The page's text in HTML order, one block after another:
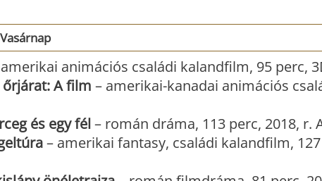
animációs családi kalandfilm, 95 perc,
őrjárat: A film – amerikai-kanadai animációs
és egy fél– román dráma, 113 perc, 2018, r.
– amerikai fantasy, családi kalandfilm,